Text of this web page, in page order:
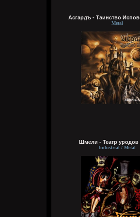
Деревянные церкви Руси
Перекошены древние стены
Подойди и о многом спроси
В этих срубах есть сердце и
Bestial
Вчера в 14:37:07
Dolphin
Вчера в 12:09:13
Мини-шапка сайта лучше?
На ноутбуках вроде самое
больше полезной инфы
Асгардъ - Таинство
Metal
Шмели - Театр уродов
Industrial / Metal